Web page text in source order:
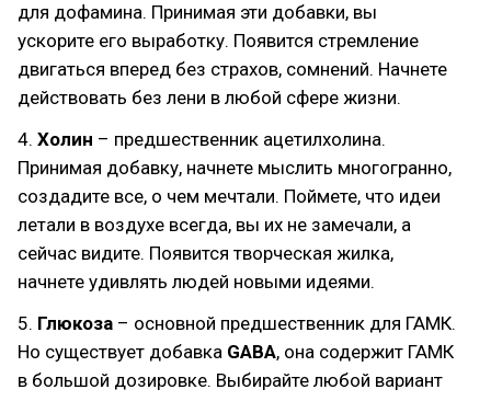
для дофамина. Принимая эти добавки, вы
ускорите его выработку. Появится стремление
двигаться вперед без страхов, сомнений. Начнете
действовать без лени в любой сфере жизни.
4. Холин – предшественник ацетилхолина.
Принимая добавку, начнете мыслить многогранно,
создадите все, о чем мечтали. Поймете, что идеи
летали в воздухе всегда, вы их не замечали, а
сейчас видите. Появится творческая жилка,
начнете удивлять людей новыми идеями.
5. Глюкоза – основной предшественник для ГАМК.
Но существует добавка GABA, она содержит ГАМК
в большой дозировке. Выбирайте любой вариант